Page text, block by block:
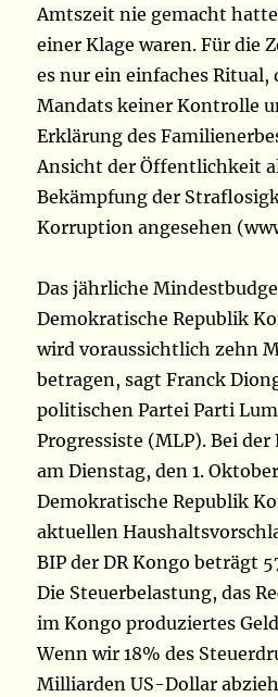
Amtszeit nie gemacht
einer Klage waren. Für die
es nur ein einfaches Ritual,
Mandats keiner Kontrolle
Erklärung des
Ansicht der Öffentlichkeit
Bekämpfung der
Korruption angesehen
Das jährliche
Demokratische Republik
wird voraussichtlich zehn
betragen, sagt Franck
politischen Partei Parti
Progressiste (MLP). Bei
am Dienstag, den 1.
Demokratische Republik
aktuellen
BIP der DR Kongo beträgt
Die Steuerbelastung, das
im Kongo produziertes
Wenn wir 18% des
Milliarden US-Dollar